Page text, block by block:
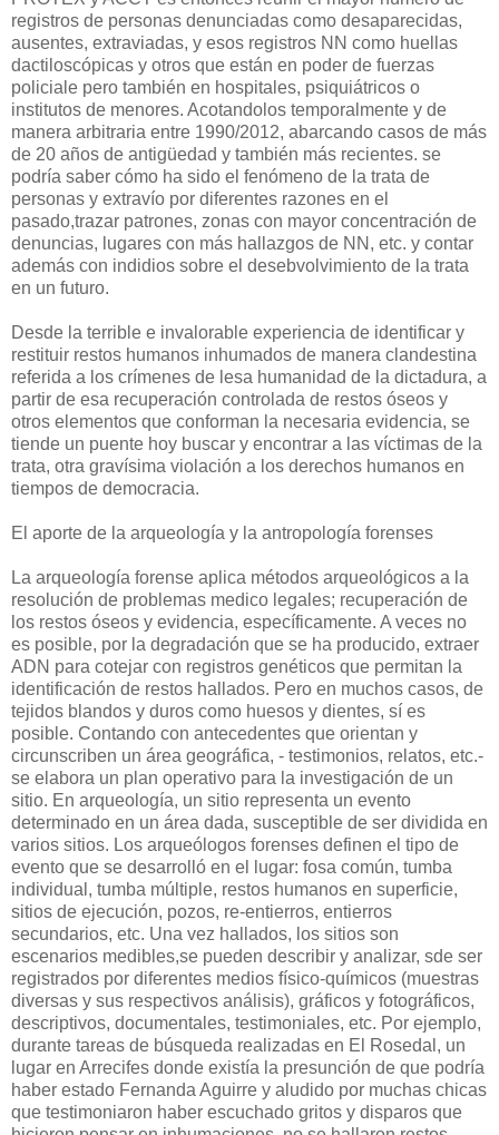
registros de personas denunciadas como desaparecidas,
ausentes, extraviadas, y esos registros NN como huellas
dactiloscópicas y otros que están en poder de fuerzas
policiale pero también en hospitales, psiquiátricos o
institutos de menores. Acotandolos temporalmente y de
manera arbitraria entre 1990/2012, abarcando casos de más
de 20 años de antigüedad y también más recientes. se
podría saber cómo ha sido el fenómeno de la trata de
personas y extravío por diferentes razones en el
pasado,trazar patrones, zonas con mayor concentración de
denuncias, lugares con más hallazgos de NN, etc. y contar
además con indidios sobre el desebvolvimiento de la trata
en un futuro.
Desde la terrible e invalorable experiencia de identificar y
restituir restos humanos inhumados de manera clandestina
referida a los crímenes de lesa humanidad de la dictadura, a
partir de esa recuperación controlada de restos óseos y
otros elementos que conforman la necesaria evidencia, se
tiende un puente hoy buscar y encontrar a las víctimas de la
trata, otra gravísima violación a los derechos humanos en
tiempos de democracia.
El aporte de la arqueología y la antropología forenses
La arqueología forense aplica métodos arqueológicos a la
resolución de problemas medico legales; recuperación de
los restos óseos y evidencia, específicamente. A veces no
es posible, por la degradación que se ha producido, extraer
ADN para cotejar con registros genéticos que permitan la
identificación de restos hallados. Pero en muchos casos, de
tejidos blandos y duros como huesos y dientes, sí es
posible. Contando con antecedentes que orientan y
circunscriben un área geográfica, - testimonios, relatos, etc.-
se elabora un plan operativo para la investigación de un
sitio. En arqueología, un sitio representa un evento
determinado en un área dada, susceptible de ser dividida en
varios sitios. Los arqueólogos forenses definen el tipo de
evento que se desarrolló en el lugar: fosa común, tumba
individual, tumba múltiple, restos humanos en superficie,
sitios de ejecución, pozos, re-entierros, entierros
secundarios, etc. Una vez hallados, los sitios son
escenarios medibles,se pueden describir y analizar, sde ser
registrados por diferentes medios físico-químicos (muestras
diversas y sus respectivos análisis), gráficos y fotográficos,
descriptivos, documentales, testimoniales, etc. Por ejemplo,
durante tareas de búsqueda realizadas en El Rosedal, un
lugar en Arrecifes donde existía la presunción de que podría
haber estado Fernanda Aguirre y aludido por muchas chicas
que testimoniaron haber escuchado gritos y disparos que